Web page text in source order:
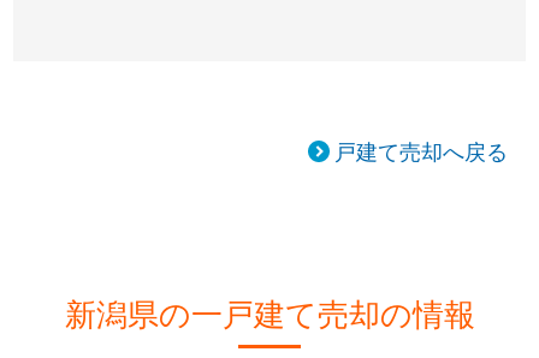
戸建て売却へ戻る
新潟県の一戸建て売却の情報